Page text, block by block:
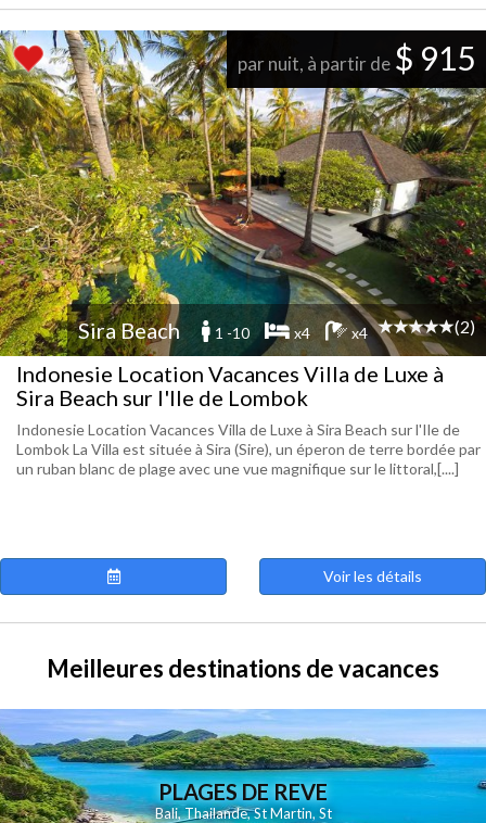
par nuit, à partir de $ 915
Sira Beach 1 -10 x4 x4 (2)
Indonesie Location Vacances Villa de Luxe à
Sira Beach sur l'Ile de Lombok
Indonesie Location Vacances Villa de Luxe à Sira Beach sur l'Ile de
Lombok La Villa est située à Sira (Sire), un éperon de terre bordée par
un ruban blanc de plage avec une vue magnifique sur le littoral,[....]
Voir les détails
Meilleures destinations de vacances
PLAGES DE REVE
Bali,Thailande,St Martin,St